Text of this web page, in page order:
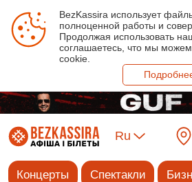
BezKassira использует
полноценной работы и
Продолжая использовать
соглашаетесь, что мы
cookie.
Ru
Концерты Спектакли